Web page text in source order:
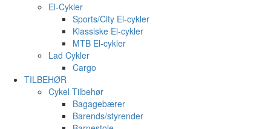
El-Cykler
Sports/City El-cykler
Klassiske El-cykler
MTB El-cykler
Lad Cykler
Cargo
TILBEHØR
Cykel Tilbehør
Bagagebærer
Barends/styrender